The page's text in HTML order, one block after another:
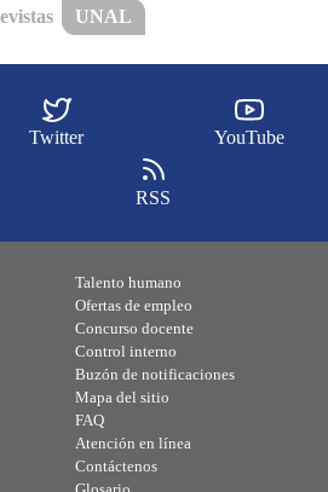
UNAL
Twitter YouTube
RSS
Talento humano
Ofertas de empleo
Concurso docente
Control interno
Buzón de notificaciones
Mapa del sitio
FAQ
Atención en línea
Contáctenos